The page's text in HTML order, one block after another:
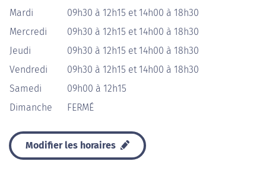
Mardi
09h30 à 12h15 et 14h00 à 18h30
Mercredi
09h30 à 12h15 et 14h00 à 18h30
Jeudi
09h30 à 12h15 et 14h00 à 18h30
Vendredi
09h30 à 12h15 et 14h00 à 18h30
Samedi
09h00 à 12h15
Dimanche
FERMÉ
Modifier les horaires